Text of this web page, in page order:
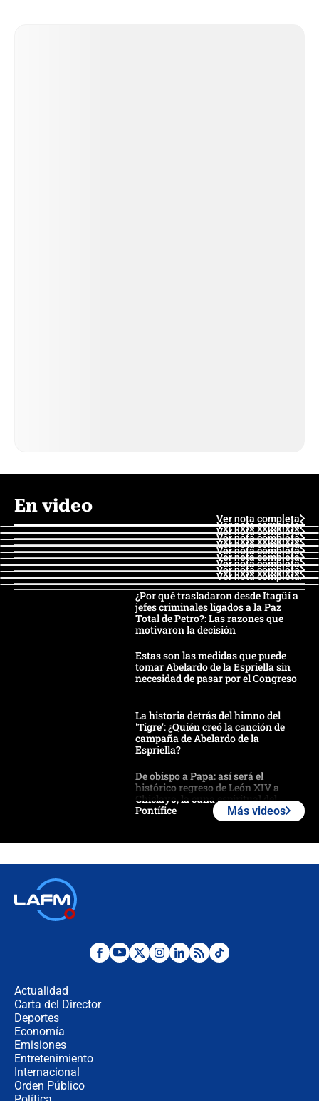
En video
Ver nota completa
Ver nota completa
Ver nota completa
Ver nota completa
Ver nota completa
Ver nota completa
Ver nota completa
Ver nota completa
Ver nota completa
Ver nota completa
¿Por qué trasladaron desde Itagüí a
jefes criminales ligados a la Paz
Total de Petro?: Las razones que
motivaron la decisión
Estas son las medidas que puede
tomar Abelardo de la Espriella sin
necesidad de pasar por el Congreso
La historia detrás del himno del
'Tigre': ¿Quién creó la canción de
campaña de Abelardo de la
Espriella?
De obispo a Papa: así será el
histórico regreso de León XIV a
Chiclayo, la cuna espiritual del
Pontífice
sacerdote en la posesión de Abelardo
¿La posesión de Abelardo De la
Más videos
Actualidad
Carta del Director
Deportes
Economía
Emisiones
Entretenimiento
Internacional
Orden Público